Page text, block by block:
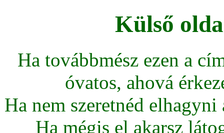
Külső
Ha továbbmész ezen a
óvatos, ahová
Ha nem szeretnéd
Ha mégis el akarsz